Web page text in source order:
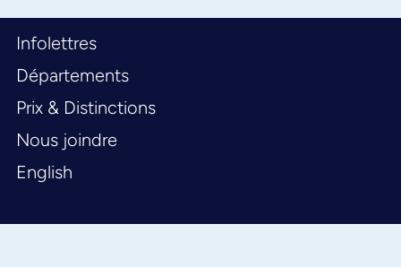
Infolettres
Départements
Prix & Distinctions
Nous joindre
English